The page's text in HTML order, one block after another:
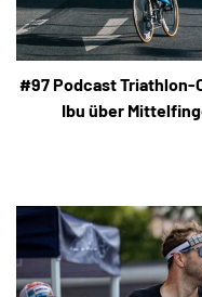
#97 Podcast Triathlon-
Ibu über